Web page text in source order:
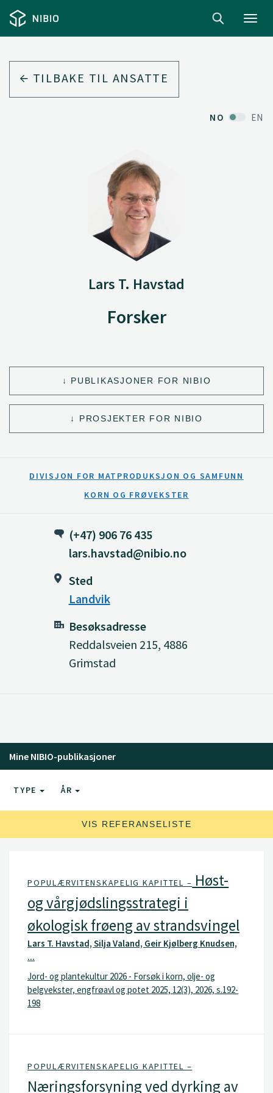
TILBAKE TIL ANSATTE
NO EN
Lars T. Havstad
Forsker
PUBLIKASJONER FOR NIBIO
PROSJEKTER FOR NIBIO
DIVISJON FOR MATPRODUKSJON OG SAMFUNN
KORN OG FRØVEKSTER
(+47) 906 76 435
lars.havstad@nibio.no
Sted
Landvik
Besøksadresse
Reddalsveien 215, 4886
Grimstad
Mine NIBIO-publikasjoner
TYPE ÅR
VIS REFERANSELISTE
POPULÆRVITENSKAPELIG KAPITTEL – Høst-
og vårgjødslingsstrategi i
økologisk frøeng av strandsvingel
Lars T. Havstad, Silja Valand, Geir Kjølberg Knudsen,
...
Jord- og plantekultur 2026 - Forsøk i korn, olje- og
belgvekster, engfrøavl og potet 2025, 12(3), 2026, s.192-
198
POPULÆRVITENSKAPELIG KAPITTEL –
Næringsforsyning ved dyrking av